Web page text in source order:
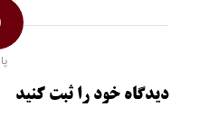
دیدگاه خود را ثبت کنید